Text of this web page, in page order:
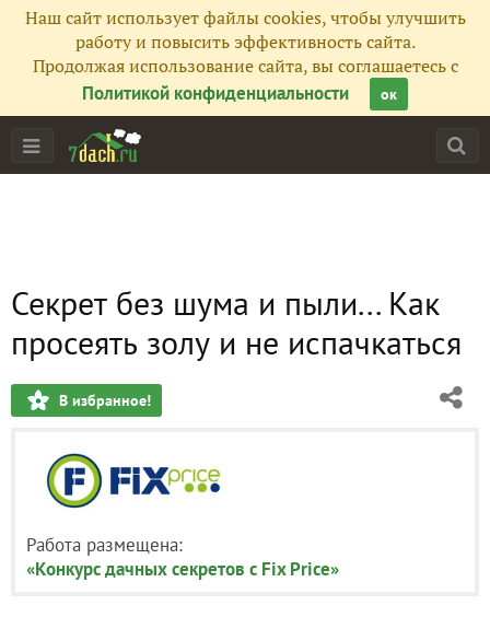
Наш сайт использует файлы cookies, чтобы улучшить
работу и повысить эффективность сайта.
Продолжая использование сайта, вы соглашаетесь с
Политикой конфиденциальности
ок
Секрет без шума и пыли... Как
просеять золу и не испачкаться
В избранное!
Работа размещена:
«Конкурс дачных секретов с Fix Price»